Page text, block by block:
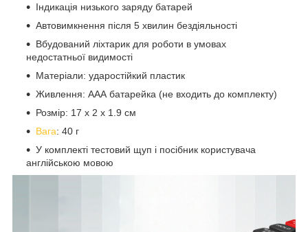
Індикація низького заряду батарей
Автовимкнення після 5 хвилин бездіяльності
Вбудований ліхтарик для роботи в умовах
недостатньої видимості
Матеріали: ударостійкий пластик
Живлення: ААА батарейка (не входить до комплекту)
Розмір: 17 х 2 х 1.9 см
Вага: 40 г
У комплекті тестовий щуп і посібник користувача
англійською мовою